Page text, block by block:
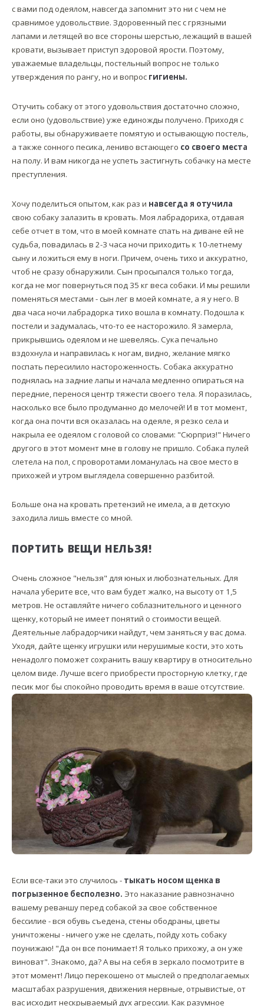
с вами под одеялом, навсегда запомнит это ни с чем не
сравнимое удовольствие. Здоровенный пес с грязными
лапами и летящей во все стороны шерстью, лежащий в вашей
кровати, вызывает приступ здоровой ярости. Поэтому,
уважаемые владельцы, постельный вопрос не только
утверждения по рангу, но и вопрос гигиены.
Отучить собаку от этого удовольствия достаточно сложно,
если оно (удовольствие) уже единожды получено. Приходя с
работы, вы обнаруживаете помятую и остывающую постель,
а также сонного песика, лениво встающего со своего места
на полу. И вам никогда не успеть застигнуть собачку на месте
преступления.
Хочу поделиться опытом, как раз и навсегда я отучила
свою собаку залазить в кровать. Моя лабрадориха, отдавая
себе отчет в том, что в моей комнате спать на диване ей не
судьба, повадилась в 2-3 часа ночи приходить к 10-летнему
сыну и ложиться ему в ноги. Причем, очень тихо и аккуратно,
чтоб не сразу обнаружили. Сын просыпался только тогда,
когда не мог повернуться под 35 кг веса собаки. И мы решили
поменяться местами - сын лег в моей комнате, а я у него. В
два часа ночи лабрадорка тихо вошла в комнату. Подошла к
постели и задумалась, что-то ее насторожило. Я замерла,
прикрывшись одеялом и не шевелясь. Сука печально
вздохнула и направилась к ногам, видно, желание мягко
поспать пересилило настороженность. Собака аккуратно
поднялась на задние лапы и начала медленно опираться на
передние, перенося центр тяжести своего тела. Я поразилась,
насколько все было продуманно до мелочей! И в тот момент,
когда она почти вся оказалась на одеяле, я резко села и
накрыла ее одеялом с головой со словами: "Сюрприз!" Ничего
другого в этот момент мне в голову не пришло. Собака пулей
слетела на пол, с проворотами ломанулась на свое место в
прихожей и утром выглядела совершенно разбитой.
Больше она на кровать претензий не имела, а в детскую
заходила лишь вместе со мной.
ПОРТИТЬ ВЕЩИ НЕЛЬЗЯ!
Очень сложное "нельзя" для юных и любознательных. Для
начала уберите все, что вам будет жалко, на высоту от 1,5
метров. Не оставляйте ничего соблазнительного и ценного
щенку, который не имеет понятий о стоимости вещей.
Деятельные лабрадорчики найдут, чем заняться у вас дома.
Уходя, дайте щенку игрушки или нерушимые кости, это хоть
ненадолго поможет сохранить вашу квартиру в относительно
целом виде. Лучше всего приобрести просторную клетку, где
песик мог бы спокойно проводить время в ваше отсутствие.
Если все-таки это случилось - тыкать носом щенка в
погрызенное бесполезно. Это наказание равнозначно
вашему реваншу перед собакой за свое собственное
бессилие - вся обувь съедена, стены ободраны, цветы
уничтожены - ничего уже не сделать, пойду хоть собаку
поунижаю! "Да он все понимает! Я только прихожу, а он уже
виноват". Знакомо, да? А вы на себя в зеркало посмотрите в
этот момент! Лицо перекошено от мыслей о предполагаемых
масштабах разрушения, движения нервные, отрывистые, от
вас исходит нескрываемый дух агрессии. Как разумное